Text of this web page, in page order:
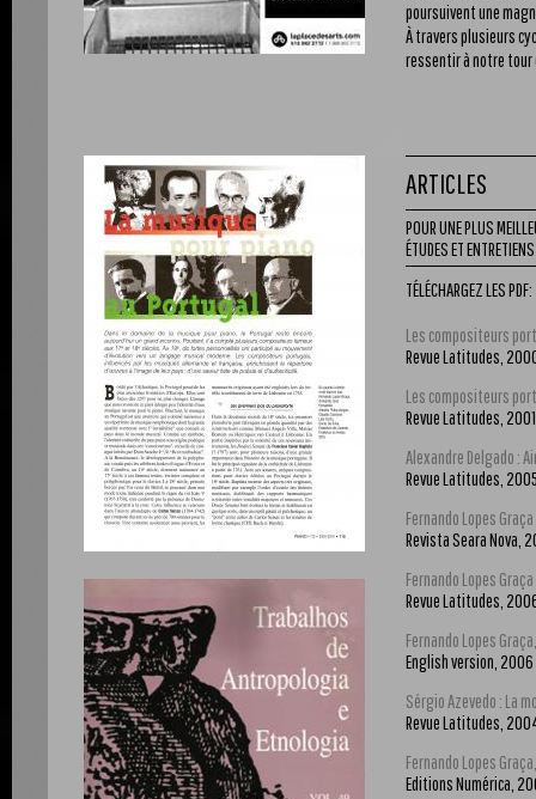
poursuivent une
À travers plusieurs
ressentir à notre tour
ARTICLES
POUR UNE PLUS
ÉTUDES ET
TÉLÉCHARGEZ LES PDF:
Les compositeurs
Revue Latitudes,
Les compositeurs
Revue Latitudes, 2001
Alexandre Delgado :
Revue Latitudes,
Fernando Lopes
Revista Seara Nova,
Fernando Lopes
Revue Latitudes,
Fernando Lopes
English version, 2006
Sérgio Azevedo : La
Revue Latitudes,
Fernando Lopes
Editions Numérica,